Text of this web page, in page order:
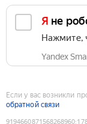
Я не
Нажмите,
Yandex
Если у вас возникли
обратной связи
9194660871568268960: